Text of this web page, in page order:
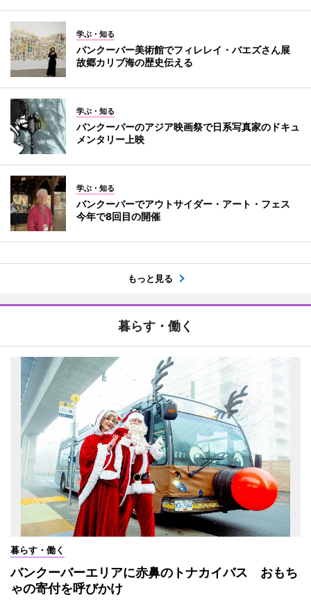
学ぶ・知る
バンクーバー美術館でフィレレイ・バエズさん展
故郷カリブ海の歴史伝える
学ぶ・知る
バンクーバーのアジア映画祭で日系写真家のドキュ
メンタリー上映
学ぶ・知る
バンクーバーでアウトサイダー・アート・フェス
今年で8回目の開催
もっと見る
暮らす・働く
暮らす・働く
バンクーバーエリアに赤鼻のトナカイバス おもち
ゃの寄付を呼びかけ